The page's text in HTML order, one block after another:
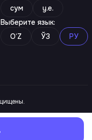
сум
y.e.
Выберите язык:
O‘Z
ЎЗ РУ